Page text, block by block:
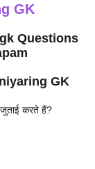
GK
gkQuestions
GK
करते हैं?